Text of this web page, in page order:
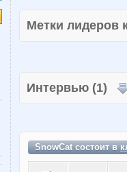
Метки
Интервью (1)
SnowCat состоит в